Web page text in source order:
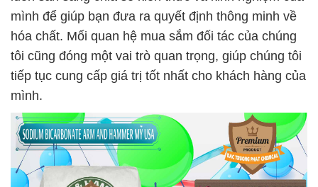
mình để giúp bạn đưa ra quyết định thông minh về
hóa chất. Mối quan hệ mua sắm đối tác của chúng
tôi cũng đóng một vai trò quan trọng, giúp chúng tôi
tiếp tục cung cấp giá trị tốt nhất cho khách hàng của
mình.